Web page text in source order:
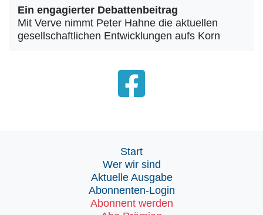
Ein engagierter Debattenbeitrag
Mit Verve nimmt Peter Hahne die aktuellen
gesellschaftlichen Entwicklungen aufs Korn
Start
Wer wir sind
Aktuelle Ausgabe
Abonnenten-Login
Abonnent werden